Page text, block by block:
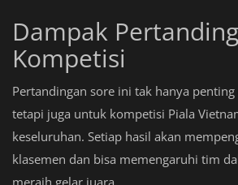
Dampak
Kompetisi
Pertandingan sore ini tak hanya
tetapi juga untuk kompetisi Piala
keseluruhan. Setiap hasil akan
klasemen dan bisa memengaruhi tim
meraih gelar juara.